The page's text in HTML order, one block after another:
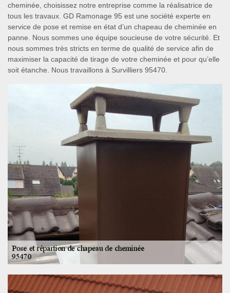
cheminée, choisissez notre entreprise comme la réalisatrice de
tous les travaux. GD Ramonage 95 est une société experte en
service de pose et remise en état d’un chapeau de cheminée en
panne. Nous sommes une équipe soucieuse de votre sécurité. Et
nous sommes très stricts en terme de qualité de service afin de
maximiser la capacité de tirage de votre cheminée et pour qu’elle
soit étanche. Nous travaillons à Survilliers 95470.